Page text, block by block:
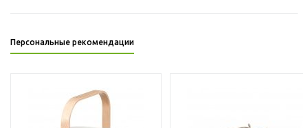
Персональные рекомендации